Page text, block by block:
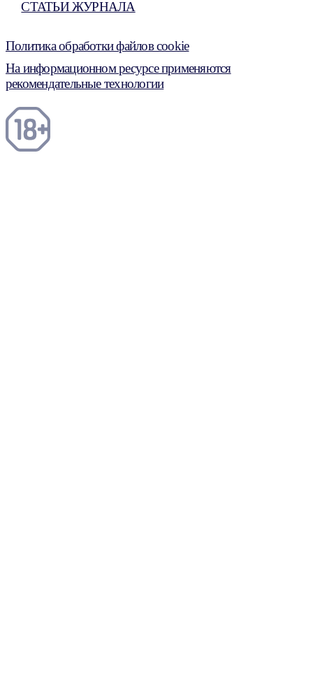
СТАТЬИ ЖУРНАЛА
Политика обработки файлов cookie
На информационном ресурсе применяются
рекомендательные технологии